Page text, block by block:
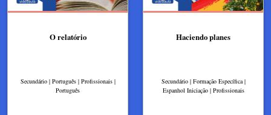
O relatório
Secundário | Português | Profissionais |
Português
Haciendo planes
Secundário | Formação Específica |
Espanhol Iniciação | Profissionais